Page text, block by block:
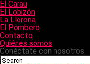
El Carau
El Lobizón
La Llorona
El Pombero
Contacto
Quiénes somos
Conéctate con nosotros